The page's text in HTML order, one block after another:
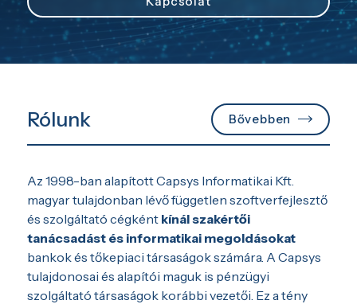
Rólunk
Az 1998-ban alapított Capsys Informatikai Kft.
magyar tulajdonban lévő független szoftverfejlesztő
és szolgáltató cégként kínál szakértői
tanácsadást és informatikai megoldásokat
bankok és tőkepiaci társaságok számára. A Capsys
tulajdonosai és alapítói maguk is pénzügyi
szolgáltató társaságok korábbi vezetői. Ez a tény
Bővebben